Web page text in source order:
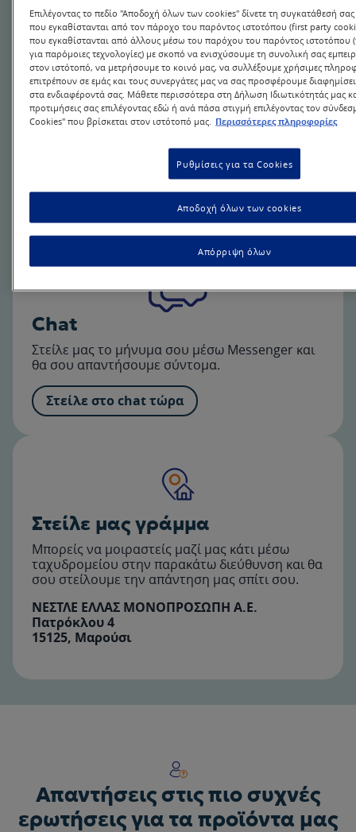
Κάλεσέ μας
Έχεις κάποια απορία ή χρειάζεσαι άμεσα
εξυπηρετήσει. Κάλεσε μας στο 2106844824 ή
800 11 68068 (χωρίς χρέωση)
Chat
Στείλε μας το μήνυμα σου μέσω Messenger και
θα σου απαντήσουμε σύντομα.
Στείλε στο chat τώρα
Στείλε μας γράμμα
Μπορείς να μοιραστείς μαζί μας κάτι μέσω
ταχυδρομείου στην παρακάτω διεύθυνση και θα
σου στείλουμε την απάντηση μας σπίτι σου.
ΝΕΣΤΛΕ ΕΛΛΑΣ ΜΟΝΟΠΡΟΣΩΠΗ Α.Ε.
Πατρόκλου 4
15125, Μαρούσι
Απαντήσεις στις πιο συχνές
ερωτήσεις για τα προϊόντα μας
Επιλέγοντας το πεδίο "Αποδοχή όλων των cookies" δίνετε τη συγκατάθεσή
που εγκαθίστανται από τον πάροχο του παρόντος ιστοτόπου (first party
που εγκαθίστανται από άλλους μέσω του παρόχου του παρόντος ιστοτόπου
για παρόμοιες τεχνολογίες) με σκοπό να ενισχύσουμε τη συνολική σας
στον ιστότοπό, να μετρήσουμε το κοινό μας, να συλλέξουμε χρήσιμες
επιτρέπουν σε εμάς και τους συνεργάτες μας να σας προσφέρουμε
στα ενδιαφέροντά σας. Μάθετε περισσότερα στη Δήλωση Ιδιωτικότητάς μας και
προτιμήσεις σας επιλέγοντας εδώ ή ανά πάσα στιγμή επιλέγοντας τον
Cookies" που βρίσκεται στον ιστότοπό μας. Περισσότερες πληροφορίες
Ρυθμίσεις για τα Cookies
Απόρριψη όλων
Αποδοχή όλων των cookies